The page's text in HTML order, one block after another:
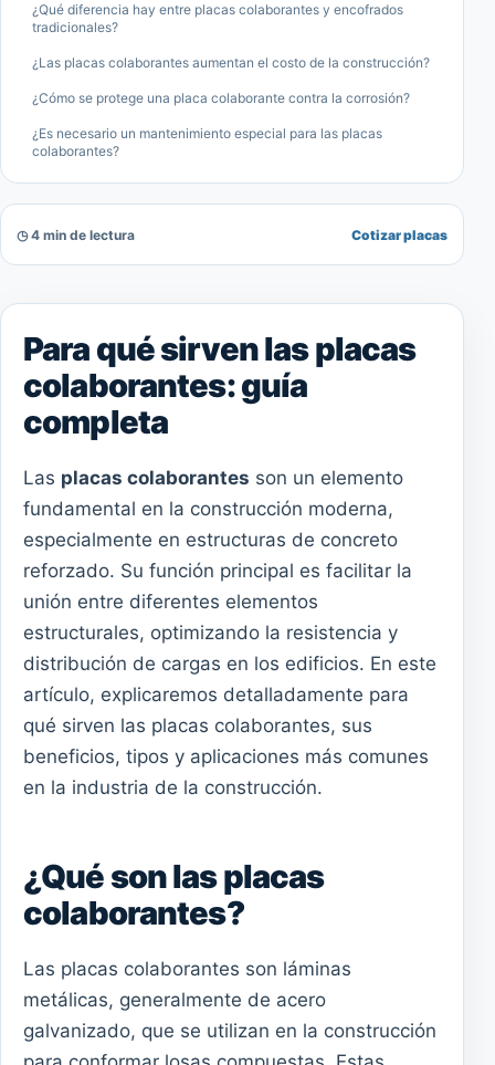
¿Qué diferencia hay entre placas colaborantes y encofrados
tradicionales?
¿Las placas colaborantes aumentan el costo de la construcción?
¿Cómo se protege una placa colaborante contra la corrosión?
¿Es necesario un mantenimiento especial para las placas
colaborantes?
◷ 4 min de lectura Cotizar placas
Para qué sirven las placas
colaborantes: guía
completa
Las placas colaborantes son un elemento
fundamental en la construcción moderna,
especialmente en estructuras de concreto
reforzado. Su función principal es facilitar la
unión entre diferentes elementos
estructurales, optimizando la resistencia y
distribución de cargas en los edificios. En este
artículo, explicaremos detalladamente para
qué sirven las placas colaborantes, sus
beneficios, tipos y aplicaciones más comunes
en la industria de la construcción.
¿Qué son las placas
colaborantes?
Las placas colaborantes son láminas
metálicas, generalmente de acero
galvanizado, que se utilizan en la construcción